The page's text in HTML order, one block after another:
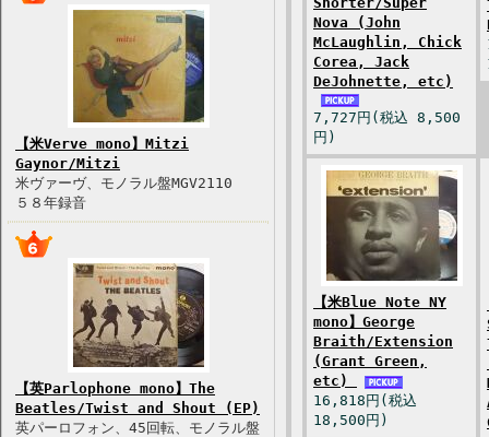
【米Verve mono】Mitzi
Gaynor/Mitzi
米ヴァーヴ、モノラル盤MGV2110
５８年録音
【英Parlophone mono】The
Beatles/Twist and Shout (EP)
英パーロフォン、45回転、モノラル盤
Nova (John
McLaughlin, Chick
Corea, Jack
DeJohnette, etc)
7,727円(税込 8,500
円)
【米Blue Note NY
mono】George
Braith/Extension
(Grant Green,
etc)
16,818円(税込
18,500円)